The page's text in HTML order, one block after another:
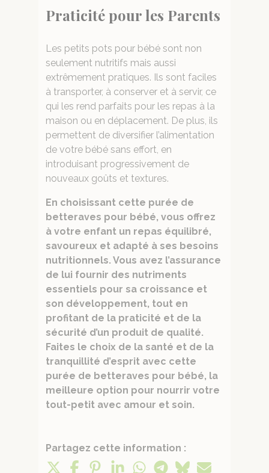
Praticité pour les Parents
Les petits pots pour bébé sont non
seulement nutritifs mais aussi
extrêmement pratiques. Ils sont faciles
à transporter, à conserver et à servir, ce
qui les rend parfaits pour les repas à la
maison ou en déplacement. De plus, ils
permettent de diversifier l’alimentation
de votre bébé sans effort, en
introduisant progressivement de
nouveaux goûts et textures.
En choisissant cette purée de
betteraves pour bébé, vous offrez
à votre enfant un repas équilibré,
savoureux et adapté à ses besoins
nutritionnels. Vous avez l’assurance
de lui fournir des nutriments
essentiels pour sa croissance et
son développement, tout en
profitant de la praticité et de la
sécurité d’un produit de qualité.
Faites le choix de la santé et de la
tranquillité d’esprit avec cette
purée de betteraves pour bébé, la
meilleure option pour nourrir votre
tout-petit avec amour et soin.
Partagez cette information :